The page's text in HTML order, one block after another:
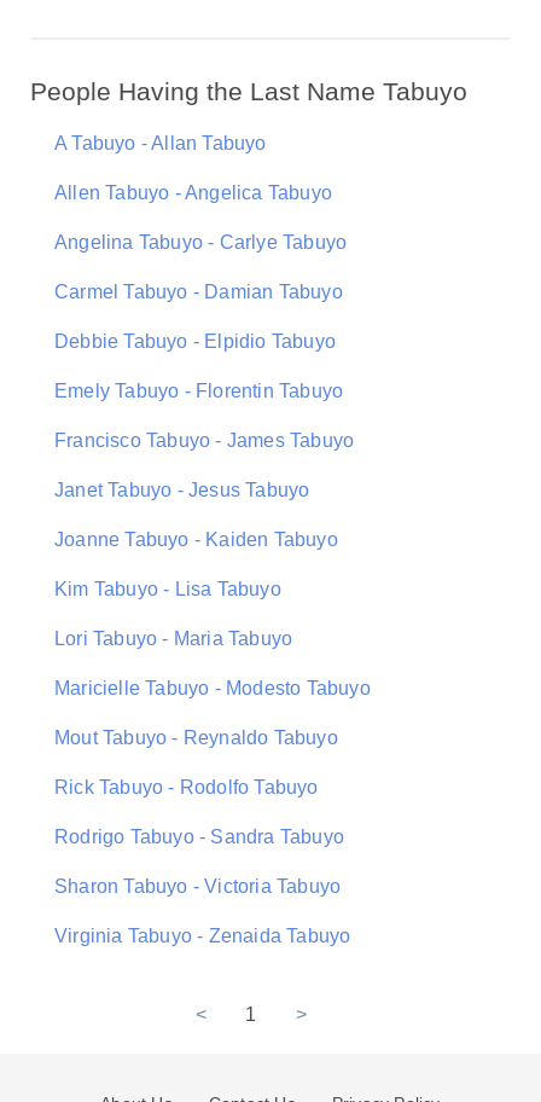
People Having the Last Name Tabuyo
A Tabuyo - Allan Tabuyo
Allen Tabuyo - Angelica Tabuyo
Angelina Tabuyo - Carlye Tabuyo
Carmel Tabuyo - Damian Tabuyo
Debbie Tabuyo - Elpidio Tabuyo
Emely Tabuyo - Florentin Tabuyo
Francisco Tabuyo - James Tabuyo
Janet Tabuyo - Jesus Tabuyo
Joanne Tabuyo - Kaiden Tabuyo
Kim Tabuyo - Lisa Tabuyo
Lori Tabuyo - Maria Tabuyo
Maricielle Tabuyo - Modesto Tabuyo
Mout Tabuyo - Reynaldo Tabuyo
Rick Tabuyo - Rodolfo Tabuyo
Rodrigo Tabuyo - Sandra Tabuyo
Sharon Tabuyo - Victoria Tabuyo
Virginia Tabuyo - Zenaida Tabuyo
< 1 >